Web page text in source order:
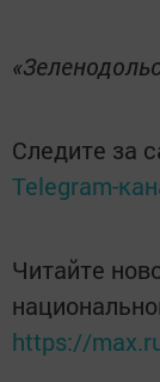
Следите за
Telegram-
Читайте
https://